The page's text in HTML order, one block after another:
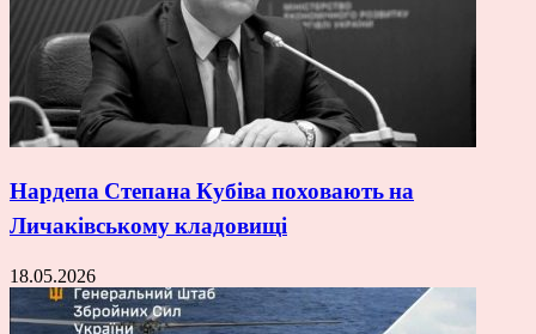
Нардепа Степана Кубіва поховають на
Личаківському кладовищі
18.05.2026